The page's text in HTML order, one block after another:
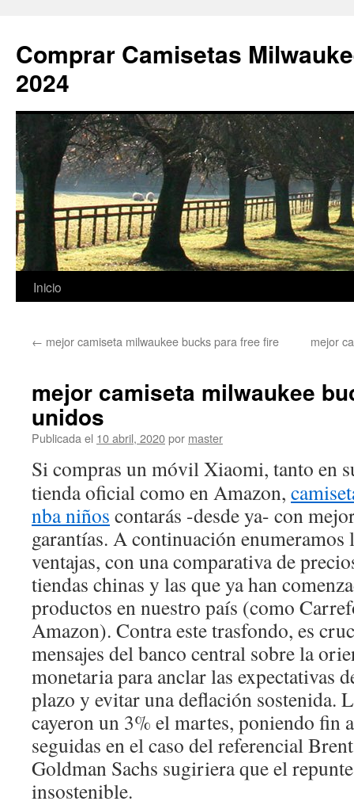
Comprar Camisetas
2024
Saltar
contenido
Inicio
← mejor camiseta milwaukee bucks para free fire mejor
mejor camiseta milwaukee
unidos
Publicada el 10 abril, 2020por master
Si compras un móvil Xiaomi, tanto en
tienda oficial como en Amazon,
nba niños contarás -desde ya- con
garantías. A continuación enumeramos
ventajas, con una comparativa de
tiendas chinas y las que ya han
productos en nuestro país (como
Amazon). Contra este trasfondo, es
mensajes del banco central sobre la
monetaria para anclar las expectativas
plazo y evitar una deflación sostenida.
cayeron un 3% el martes, poniendo fin
seguidas en el caso del referencial
Goldman Sachs sugiriera que el
insostenible.